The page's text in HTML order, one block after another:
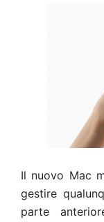
Il nuovo Mac
gestire
parte